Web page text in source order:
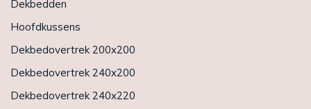
Dekbedden
Hoofdkussens
Dekbedovertrek 200x200
Dekbedovertrek 240x200
Dekbedovertrek 240x220